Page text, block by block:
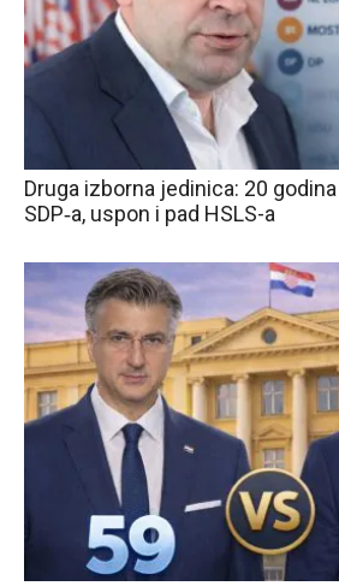
Druga izborna jedinica: 20
SDP‑a, uspon i pad HSLS-a